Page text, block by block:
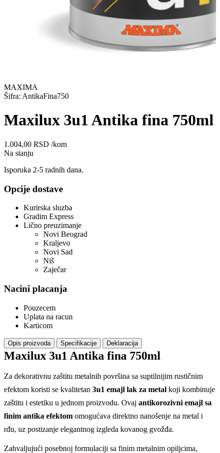
MAXIMA
Šifra: AntikaFina750
Maxilux 3u1 Antika fina 750ml
1.004,00 RSD /kom
Na stanju
Isporuka 2-5 radnih dana.
Opcije dostave
Kurirska sluzba
Gradim Express
Lično preuzimanje
Novi Beograd
Kraljevo
Novi Sad
Niš
Zaječar
Nacini placanja
Pouzecem
Uplata na racun
Karticom
Opis proizvoda Specifikacije Deklaracija
Maxilux 3u1 Antika fina 750ml
Za dekorativnu zaštitu metalnih površina sa suptilnijim rustičnim
efektom koristi se kvalitetan 3u1 emajl lak za metal koji kombinuje
zaštitu i estetiku u jednom proizvodu. Ovaj antikorozivni emajl sa
finim antika efektom omogućava direktno nanošenje na metal i
rđu, uz postizanje elegantnog izgleda kovanog gvožđa.
Zahvaljujući posebnoj formulaciji sa finim metalnim opiljcima,